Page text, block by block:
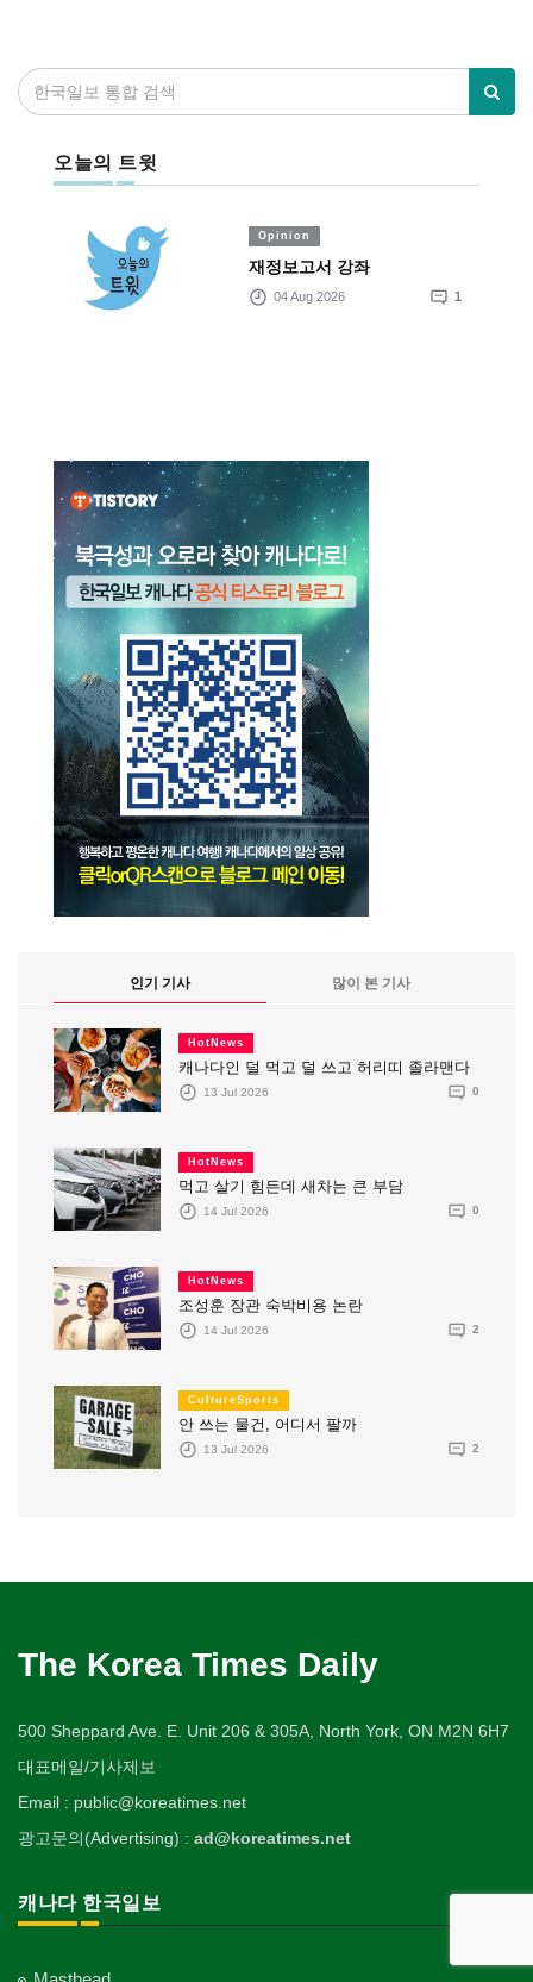
오늘의 트윗
Opinion
재정보고서 강좌
04 Aug 2026 1
인기 기사 많이 본 기사
HotNews
캐나다인 덜 먹고 덜 쓰고 허리띠 졸라맨다
13 Jul 2026 0
HotNews
먹고 살기 힘든데 새차는 큰 부담
14 Jul 2026 0
HotNews
조성훈 장관 숙박비용 논란
14 Jul 2026 2
CultureSports
안 쓰는 물건, 어디서 팔까
13 Jul 2026 2
The Korea Times Daily
500 Sheppard Ave. E. Unit 206 & 305A, North York, ON M2N 6H7
대표메일/기사제보
Email : public@koreatimes.net
광고문의(Advertising) : ad@koreatimes.net
캐나다 한국일보